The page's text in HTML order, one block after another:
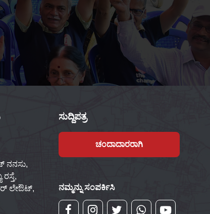
ಲೇಔಟ್,
ಸುದ್ದಿಪತ್ರ
ಚಂದಾದಾರರಾಗಿ
ನಮ್ಮನ್ನು ಸಂಪರ್ಕಿಸಿ